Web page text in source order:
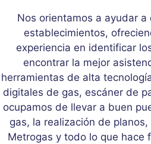
Nos orientamos a ayudar
establecimientos,
experiencia en identificar
encontrar la mejor
herramientas de alta
digitales de gas, escáner de
ocupamos de llevar a buen
gas, la realización de
Metrogas y todo lo que hace